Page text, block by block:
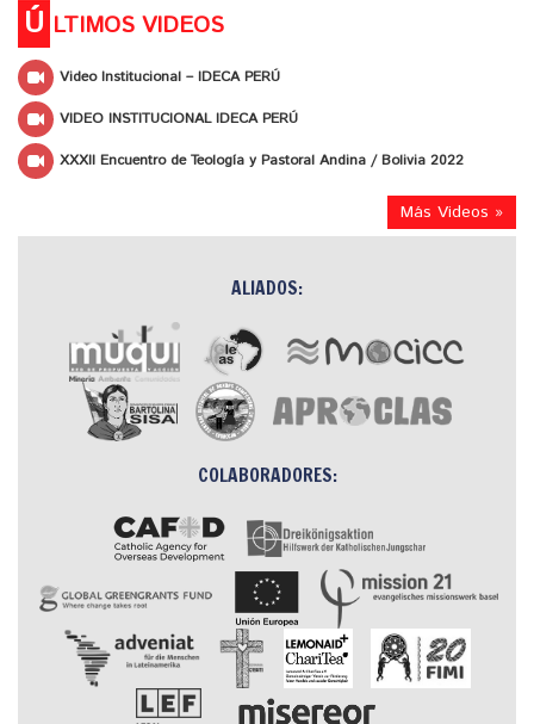
Ú LTIMOS VIDEOS
Video Institucional – IDECA PERÚ
VIDEO INSTITUCIONAL IDECA PERÚ
XXXII Encuentro de Teología y Pastoral Andina / Bolivia 2022
Más Videos »
ALIADOS:
COLABORADORES: